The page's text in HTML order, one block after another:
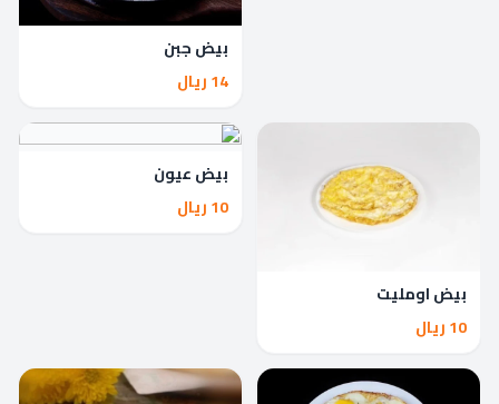
بيض جبن
14 ريال
بيض اومليت
10 ريال
بيض عيون
10 ريال